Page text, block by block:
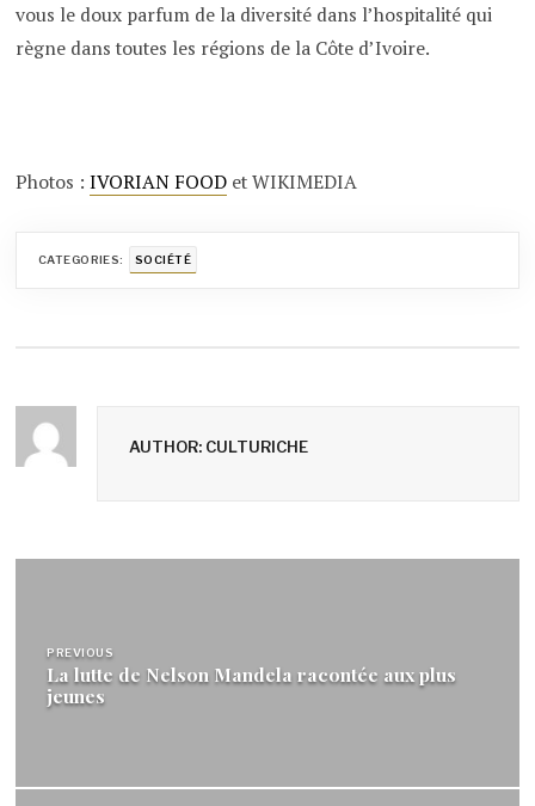
vous le doux parfum de la diversité dans l’hospitalité qui
règne dans toutes les régions de la Côte d’Ivoire.
Photos :IVORIAN FOOD et WIKIMEDIA
CATEGORIES: SOCIÉTÉ
AUTHOR: CULTURICHE
l’article
PREVIOUS
La lutte de Nelson Mandela racontée aux plus
jeunes